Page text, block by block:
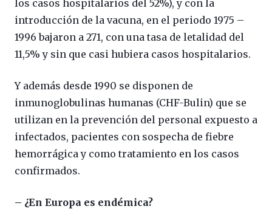
los casos hospitalarios del 52%), y con la
introducción de la vacuna, en el periodo 1975 –
1996 bajaron a 271, con una tasa de letalidad del
11,5% y sin que casi hubiera casos hospitalarios.
Y además desde 1990 se disponen de
inmunoglobulinas humanas (CHF-Bulin) que se
utilizan en la prevención del personal expuesto a
infectados, pacientes con sospecha de fiebre
hemorrágica y como tratamiento en los casos
confirmados.
– ¿En Europa es endémica?